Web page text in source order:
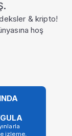
& kripto!
hoş
izleme,